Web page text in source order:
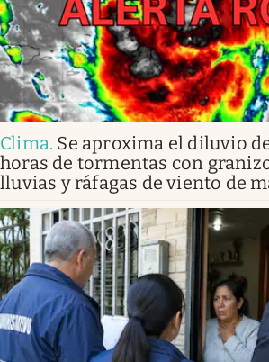
Clima. Se aproxima el diluvio
horas de tormentas con
lluvias y ráfagas de viento de